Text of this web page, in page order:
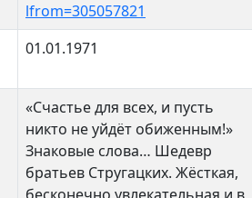
lfrom=305057821
01.01.1971
«Счастье для всех, и пусть
никто не уйдёт обиженным!»
Знаковые слова… Шедевр
братьев Стругацких. Жёсткая,